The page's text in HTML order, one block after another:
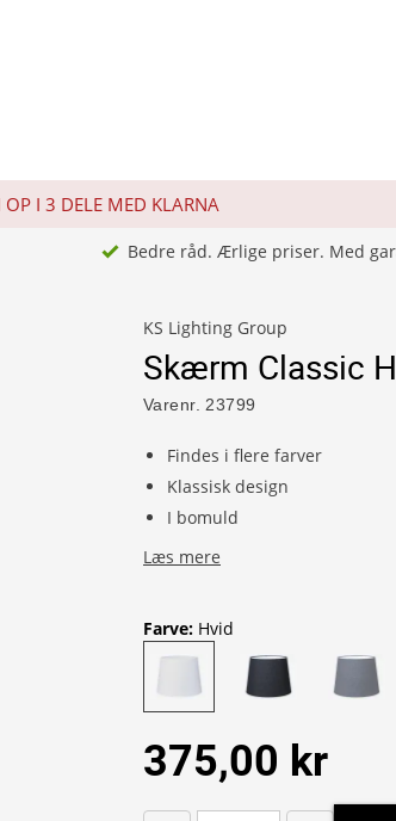
I 3 DELE MED KLARNA
Bedre råd. Ærlige priser. Med
KS Lighting Group
Skærm Classic
Varenr. 23799
Findes i flere farver
Klassisk design
I bomuld
Læs mere
Farve: Hvid
375,00 kr